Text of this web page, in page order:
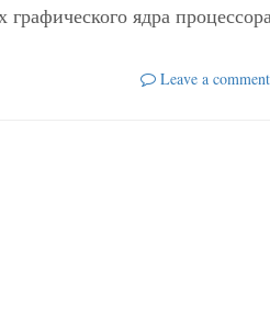
графического ядра
Leave a comment